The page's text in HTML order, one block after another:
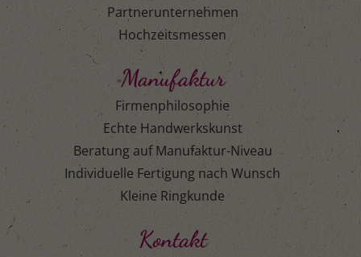
Partnerunternehmen
Hochzeitsmessen
Manufaktur
Firmenphilosophie
Echte Handwerkskunst
Beratung auf Manufaktur-Niveau
Individuelle Fertigung nach Wunsch
Kleine Ringkunde
Kontakt